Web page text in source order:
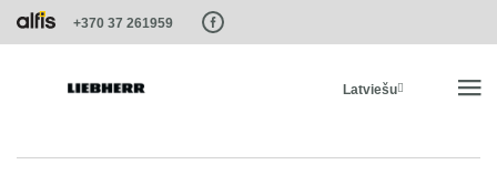
Paste this code as high in the of the page as possible:
+370 37 261959
Latviešu